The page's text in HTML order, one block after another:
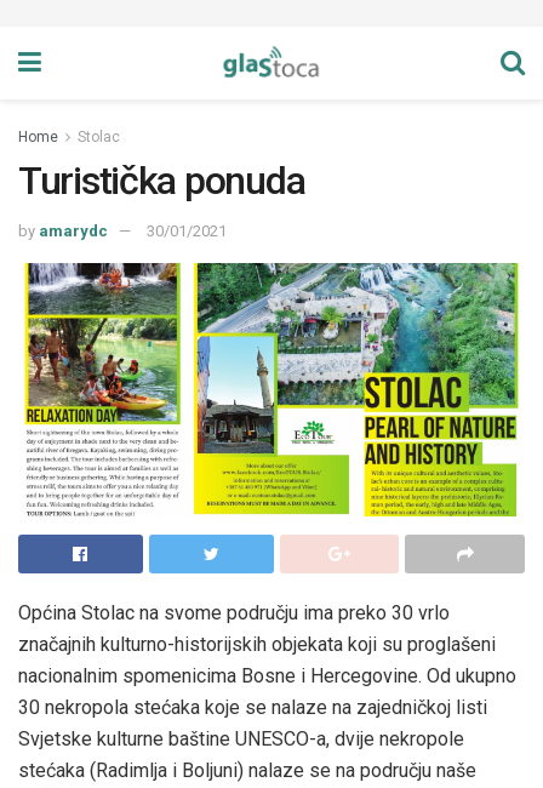
Home Stolac
Turistička ponuda
by amarydc 30/01/2021
Općina Stolac na svome području ima preko 30 vrlo
značajnih kulturno-historijskih objekata koji su proglašeni
nacionalnim spomenicima Bosne i Hercegovine. Od ukupno
30 nekropola stećaka koje se nalaze na zajedničkoj listi
Svjetske kulturne baštine UNESCO-a, dvije nekropole
stećaka (Radimlja i Boljuni) nalaze se na području naše